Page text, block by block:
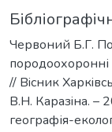
Червоний Б.Г.
// Вiсник
В.Н. Каразiна. –
географія-